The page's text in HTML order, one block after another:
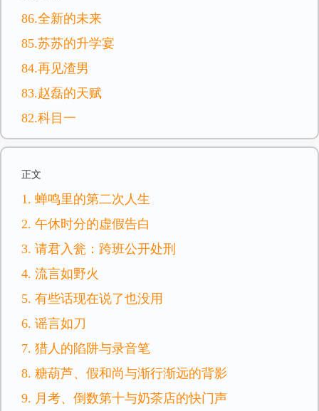
86.全新的未来
85.苏苏的升学宴
84.再见渣男
83.赵磊的天赋
82.科目一
正文
1. 蝉鸣里的第二次人生
2. 午休时分的虚假告白
3. 请君入瓮：跨班公开处刑
4. 流言如野火
5. 有些话现在说了也没用
6. 谣言如刀
7. 猎人的陷阱与录音笔
8. 糖葫芦、假和尚与渐行渐远的背影
9. 月考、倒数第十与奶茶店的快门声